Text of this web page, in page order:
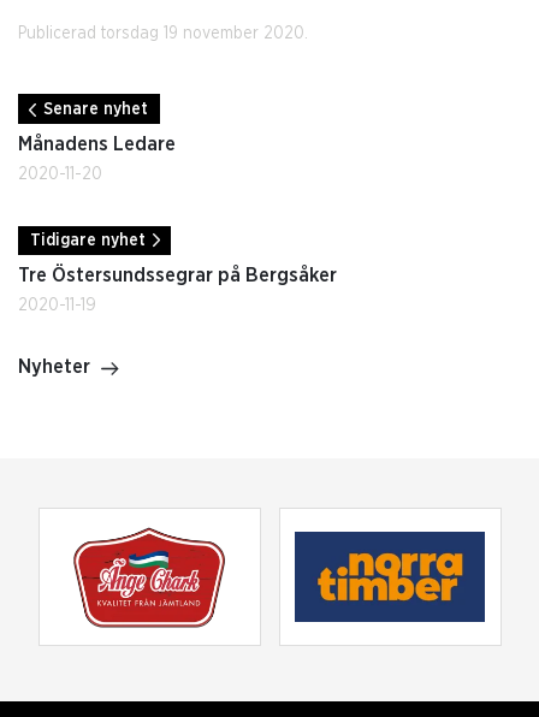
Publicerad torsdag 19 november 2020.
Senare nyhet
Månadens Ledare
2020-11-20
Tidigare nyhet
Tre Östersundssegrar på Bergsåker
2020-11-19
Nyheter